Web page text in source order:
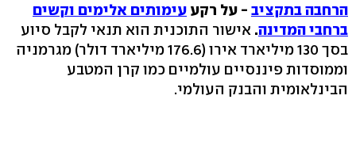
הרחבה בתקציב - על רקע עימותים אלימים וקשים
ברחבי המדינה. אישור התוכנית הוא תנאי לקבל סיוע
בסך 130 מיליארד אירו (176.6 מיליארד דולר) מגרמניה
וממוסדות פיננסיים עולמיים כמו קרן המטבע
הבינלאומית והבנק העולמי.